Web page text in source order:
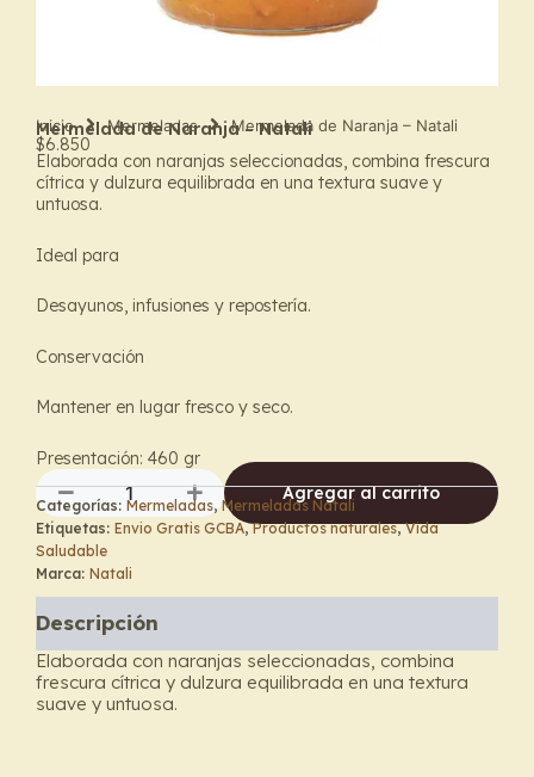
Inicio Mermeladas Mermelada de Naranja – Natali
Mermelada de Naranja – Natali
$6.850
Elaborada con naranjas seleccionadas, combina frescura
cítrica y dulzura equilibrada en una textura suave y
untuosa.
Ideal para
Desayunos, infusiones y repostería.
Conservación
Mantener en lugar fresco y seco.
Presentación: 460 gr
Mermelada
de
Naranja
-
Natali
cantidad
Agregar al carrito
Categorías: Mermeladas,Mermeladas Natali
Etiquetas: Envio Gratis GCBA,Productos naturales,Vida
Saludable
Marca: Natali
Descripción
Elaborada con naranjas seleccionadas, combina
frescura cítrica y dulzura equilibrada en una textura
suave y untuosa.